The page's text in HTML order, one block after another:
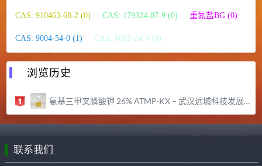
CAS: 910463-68-2 (0) CAS: 179324-87-9 (0) 重氮盐BG (0)
CAS: 9004-54-0 (1) CAS: 8063-24-9 (0)
浏览历史
氨基三甲叉膦酸钾 26% ATMP·KX – 武汉远城科技发展有限公司
联系我们